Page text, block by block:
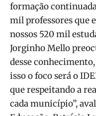
formação
mil professores que
nossos 520 mil
Jorginho Mello
desse
isso o foco será o
que respeitando a
cada município”,